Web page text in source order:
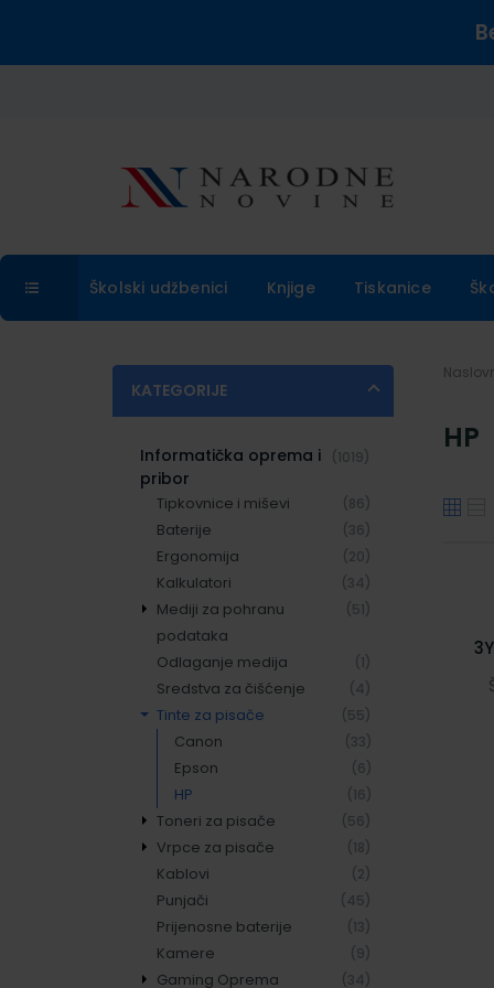
Školski udžbenici Knjige Tiskanice
KATEGORIJE
Informatička oprema i
pribor
(1019)
Tipkovnice i miševi (86)
Baterije (36)
Ergonomija (20)
Kalkulatori (34)
Mediji za pohranu
podataka
(51)
CD mediji (4)
DVD mediji (9)
USB memorije (16)
Memorijske kartice i
čitači
(18)
Odlaganje medija (1)
Sredstva za čišćenje (4)
Tinte za pisače (55)
Canon (33)
Epson (6)
HP (16)
Toneri za pisače (56)
Canon (29)
HP (20)
Karbon film role (1)
Lexmark (2)
Ostali (2)
Zamjenski toneri (2)
Vrpce za pisače (18)
Originalne vrpce (10)
Tintni valjci za
kalkulatore
(3)
Zamjenske vrpce (5)
Kablovi (2)
Punjači (45)
Prijenosne baterije (13)
Kamere (9)
Gaming Oprema (34)
HP